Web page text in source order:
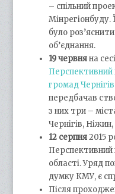
– спільний
було
об’єднання.
19 червняна
громад
передбачав
з них три –
Чернігів,
12 серпня2015
області. Уряд
думку КМУ, є
Після